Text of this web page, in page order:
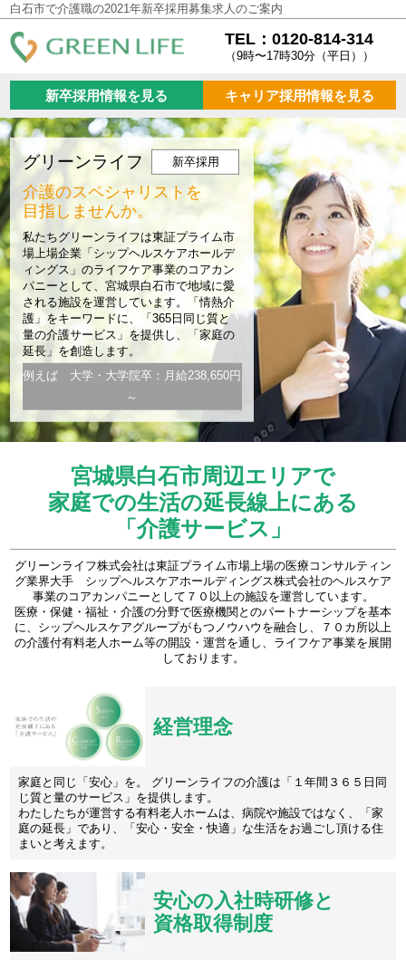
白石市で介護職の2021年新卒採用募集求人のご案内
TEL：0120-814-314
（9時〜17時30分（平日））
新卒採用情報を見る キャリア採用情報を見る
グリーンライフ 新卒採用
介護のスペシャリストを
目指しませんか。
私たちグリーンライフは東証プライム市
場上場企業「シップヘルスケアホールデ
ィングス」のライフケア事業のコアカン
パニーとして、宮城県白石市で地域に愛
される施設を運営しています。「情熱介
護」をキーワードに、「365日同じ質と
量の介護サービス」を提供し、「家庭の
延長」を創造します。
例えば 大学・大学院卒：月給238,650円
～
宮城県白石市周辺エリアで
家庭での生活の延長線上にある
「介護サービス」
グリーンライフ株式会社は東証プライム市場上場の医療コンサルティン
グ業界大手 シップヘルスケアホールディングス株式会社のヘルスケア
事業のコアカンパニーとして７０以上の施設を運営しています。
医療・保健・福祉・介護の分野で医療機関とのパートナーシップを基本
に、シップヘルスケアグループがもつノウハウを融合し、７０カ所以上
の介護付有料老人ホーム等の開設・運営を通し、ライフケア事業を展開
しております。
経営理念
家庭と同じ「安心」を。 グリーンライフの介護は「１年間３６５日同
じ質と量のサービス」を提供します。
わたしたちが運営する有料老人ホームは、病院や施設ではなく、「家
庭の延長」であり、「安心・安全・快適」な生活をお過ごし頂ける住
まいと考えます。
安心の入社時研修と
資格取得制度